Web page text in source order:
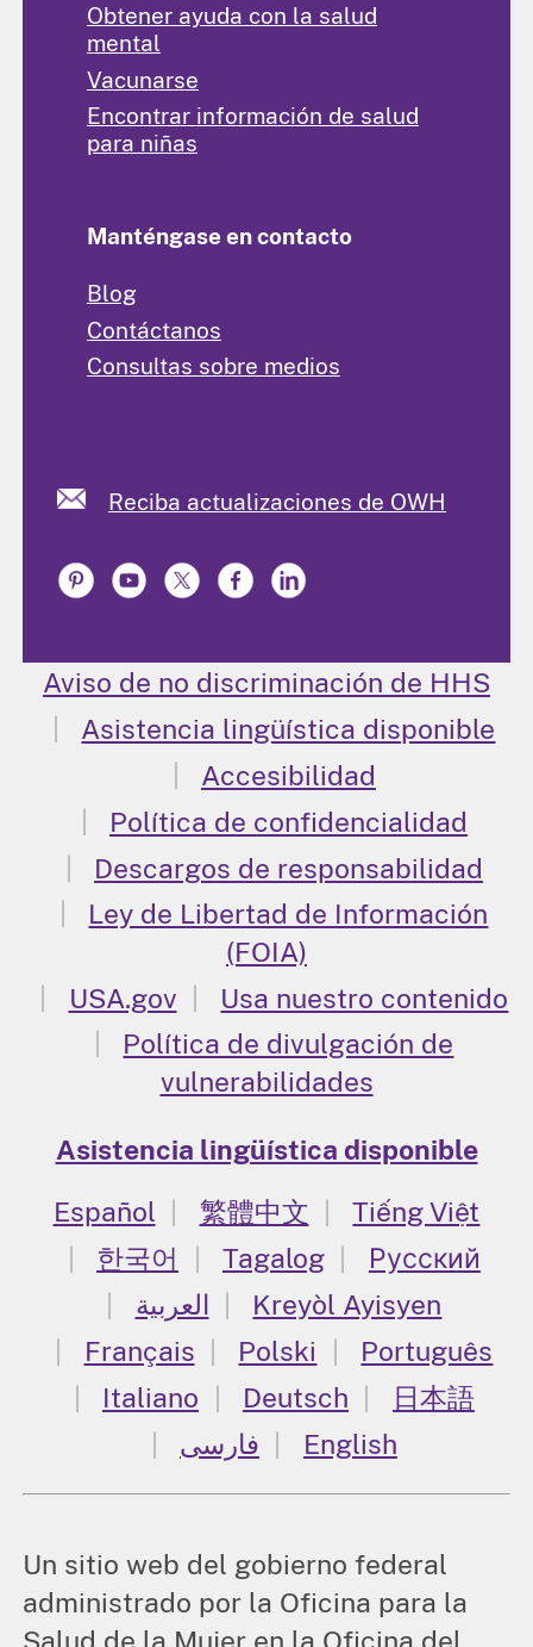
Obtener ayuda con la salud
mental
Vacunarse
Encontrar información de salud
para niñas
Manténgase en contacto
Blog
Contáctanos
Consultas sobre medios
Reciba actualizaciones de OWH
Aviso de no discriminación de HHS
Asistencia lingüística disponible
Accesibilidad
Política de confidencialidad
Descargos de responsabilidad
Ley de Libertad de Información
(FOIA)
USA.gov
Usa nuestro contenido
Política de divulgación de
vulnerabilidades
Asistencia lingüística disponible
Español
繁體中文
Tiếng Việt
한국어
Tagalog
Русский
العربية
Kreyòl Ayisyen
Français
Polski
Português
Italiano
Deutsch
日本語
فارسی
English
Un sitio web del gobierno federal
administrado por la Oficina para la